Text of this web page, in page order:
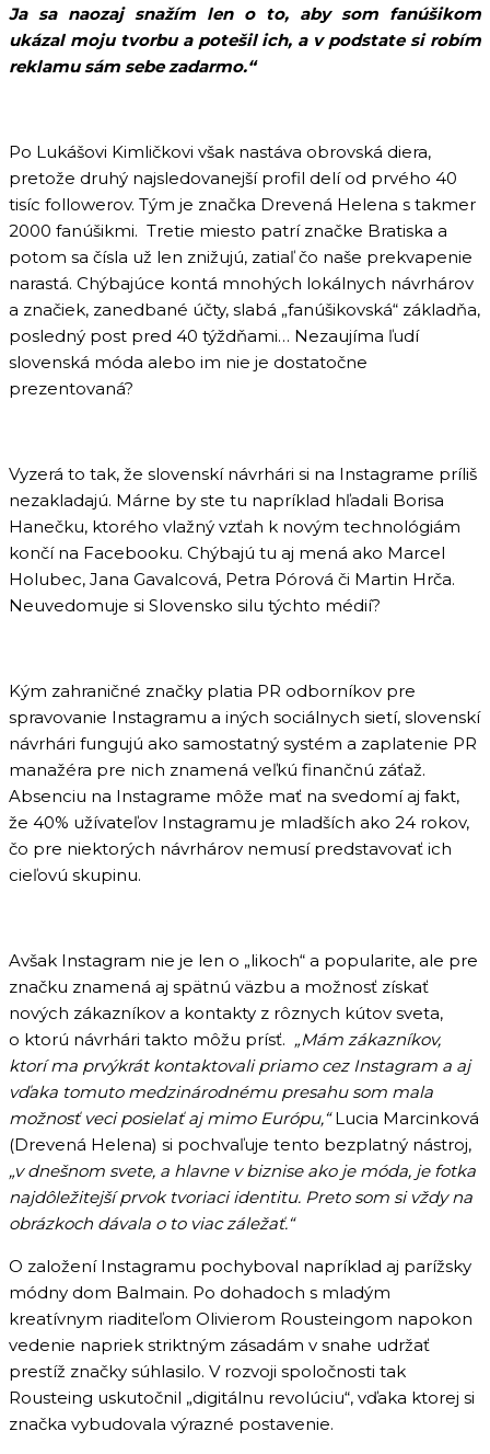
Ja sa naozaj snažím len o to, aby som fanúšikom
ukázal moju tvorbu a potešil ich, a v podstate si robím
reklamu sám sebe zadarmo.“
Po Lukášovi Kimličkovi však nastáva obrovská diera,
pretože druhý najsledovanejší profil delí od prvého 40
tisíc followerov. Tým je značka Drevená Helena s takmer
2000 fanúšikmi. Tretie miesto patrí značke Bratiska a
potom sa čísla už len znižujú, zatiaľ čo naše prekvapenie
narastá. Chýbajúce kontá mnohých lokálnych návrhárov
a značiek, zanedbané účty, slabá „fanúšikovská“ základňa,
posledný post pred 40 týždňami… Nezaujíma ľudí
slovenská móda alebo im nie je dostatočne
prezentovaná?
Vyzerá to tak, že slovenskí návrhári si na Instagrame príliš
nezakladajú. Márne by ste tu napríklad hľadali Borisa
Hanečku, ktorého vlažný vzťah k novým technológiám
končí na Facebooku. Chýbajú tu aj mená ako Marcel
Holubec, Jana Gavalcová, Petra Pórová či Martin Hrča.
Neuvedomuje si Slovensko silu týchto médií?
Kým zahraničné značky platia PR odborníkov pre
spravovanie Instagramu a iných sociálnych sietí, slovenskí
návrhári fungujú ako samostatný systém a zaplatenie PR
manažéra pre nich znamená veľkú finančnú záťaž.
Absenciu na Instagrame môže mať na svedomí aj fakt,
že 40% užívateľov Instagramu je mladších ako 24 rokov,
čo pre niektorých návrhárov nemusí predstavovať ich
cieľovú skupinu.
Avšak Instagram nie je len o „likoch“ a popularite, ale pre
značku znamená aj spätnú väzbu a možnosť získať
nových zákazníkov a kontakty z rôznych kútov sveta,
o ktorú návrhári takto môžu prísť. „Mám zákazníkov,
ktorí ma prvýkrát kontaktovali priamo cez Instagram a aj
vďaka tomuto medzinárodnému presahu som mala
možnosť veci posielať aj mimo Európu,“Lucia Marcinková
(Drevená Helena) si pochvaľuje tento bezplatný nástroj,
„v dnešnom svete, a hlavne v biznise ako je móda, je fotka
najdôležitejší prvok tvoriaci identitu. Preto som si vždy na
obrázkoch dávala o to viac záležať.“
O založení Instagramu pochyboval napríklad aj parížsky
módny dom Balmain. Po dohadoch s mladým
kreatívnym riaditeľom Olivierom Rousteingom napokon
vedenie napriek striktným zásadám v snahe udržať
prestíž značky súhlasilo. V rozvoji spoločnosti tak
Rousteing uskutočnil „digitálnu revolúciu“, vďaka ktorej si
značka vybudovala výrazné postavenie.